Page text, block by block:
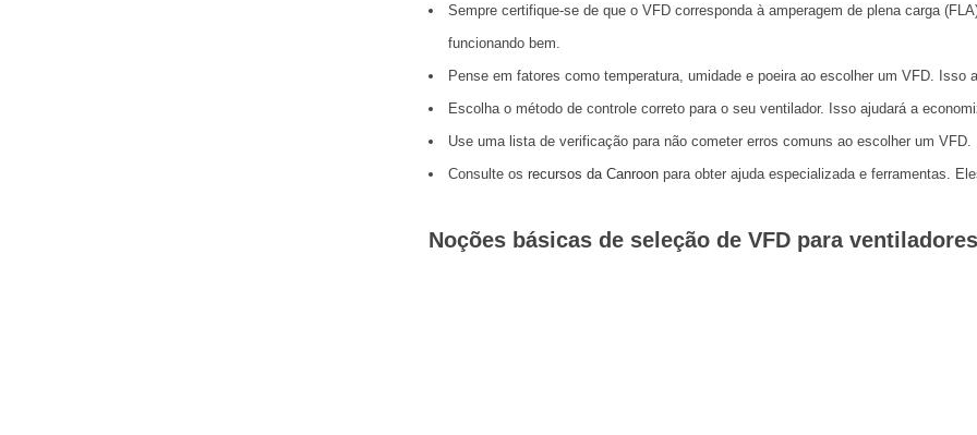
Sempre certifique-se de que o VFD corresponda à amperagem de plena carga
funcionando bem.
Pense em fatores como temperatura, umidade e poeira ao escolher um VFD. Isso
Escolha o método de controle correto para o seu ventilador. Isso ajudará a
Use uma lista de verificação para não cometer erros comuns ao escolher um
Consulte os recursos da Canroonpara obter ajuda especializada e ferramentas.
Noções básicas de seleção de VFD para ventiladores